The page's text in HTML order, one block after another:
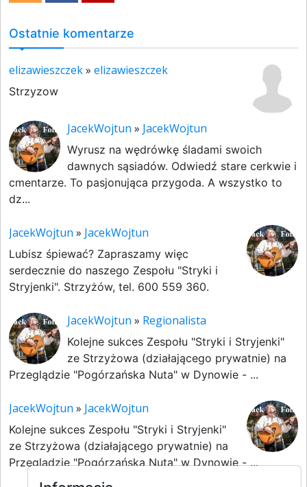
Ostatnie komentarze
elizawieszczek» elizawieszczek
Strzyzow
JacekWojtun » JacekWojtun
Wyrusz na wędrówkę śladami swoich
dawnych sąsiadów. Odwiedź stare cerkwie i
cmentarze. To pasjonująca przygoda. A wszystko to
dz...
JacekWojtun » JacekWojtun
Lubisz śpiewać? Zapraszamy więc
serdecznie do naszego Zespołu "Stryki i
Stryjenki". Strzyżów, tel. 600 559 360.
JacekWojtun » Regionalista
Kolejne sukces Zespołu "Stryki i Stryjenki"
ze Strzyżowa (działającego prywatnie) na
Przeglądzie "Pogórzańska Nuta" w Dynowie - ...
JacekWojtun » JacekWojtun
Kolejne sukces Zespołu "Stryki i Stryjenki"
ze Strzyżowa (działającego prywatnie) na
Przeglądzie "Pogórzańska Nuta" w Dynowie - ...